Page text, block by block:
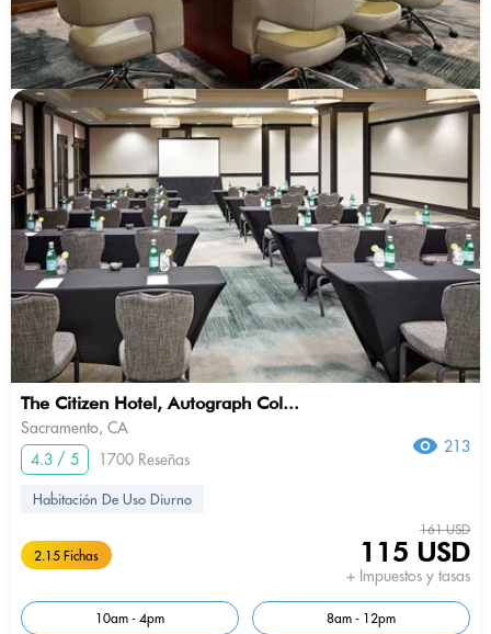
The Citizen Hotel, Autograph Col...
Sacramento, CA
4.3 / 5
1700 Reseñas
213
Habitación De Uso Diurno
2.15 Fichas
161 USD
115 USD
+ Impuestos y tasas
10am - 4pm 8am - 12pm